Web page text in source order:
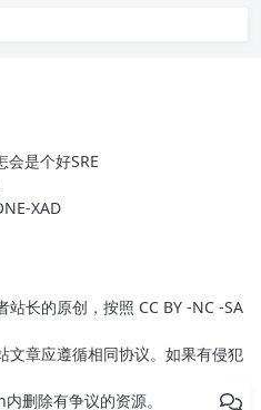
会是个好SRE
XAD
长的原创，按照 CC BY -NC -SA
文章应遵循相同协议。如果有侵犯
删除有争议的资源。